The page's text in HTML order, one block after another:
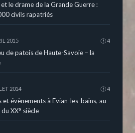
et le drame de la Grande Guerre :
civils rapatriés
2015 4
de patois de Haute-Savoie – la
2014 4
et évènements à Evian-les-bains, au
XX° siècle